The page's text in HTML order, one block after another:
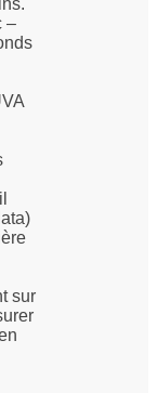
–
sur